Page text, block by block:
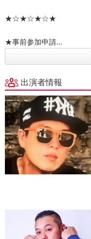
★☆★☆★☆★
★事前参加申請...
出演者情報